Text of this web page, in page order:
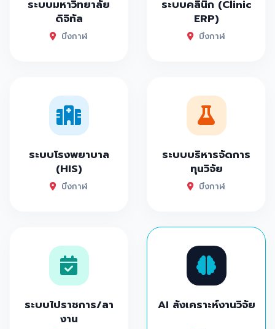
ระบบมหาวิทยาลัย
ดิจิทัล
บึงกาฬ
ระบบคลินิก (Clinic
ERP)
บึงกาฬ
ระบบโรงพยาบาล
(HIS)
บึงกาฬ
ระบบบริหารจัดการ
ทุนวิจัย
บึงกาฬ
ระบบไปราชการ/ลา
งาน
AI สังเคราะห์งานวิจัย